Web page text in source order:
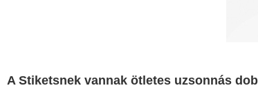
A Stiketsnek vannak ötletes uzsonnás